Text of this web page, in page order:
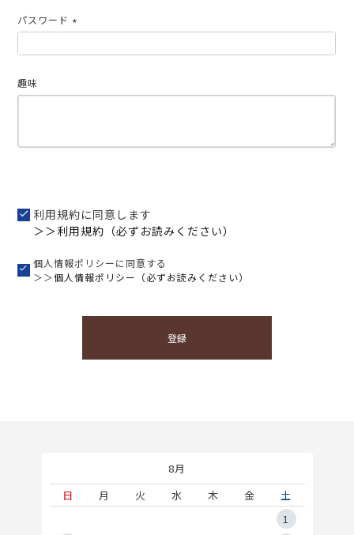
パスワード
須)
趣味
利用規約に同意します
＞＞利用規約（必ずお読みください）
個人情報ポリシーに同意する
＞＞個人情報ポリシー（必ずお読みください）
登録
8月
日
月 火 水 木 金
土
1